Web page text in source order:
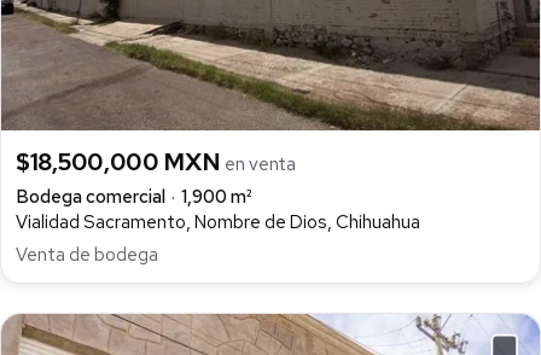
$18,500,000 MXN en venta
Bodega comercial
1,900 m²
Vialidad Sacramento, Nombre de Dios, Chihuahua
Venta de bodega